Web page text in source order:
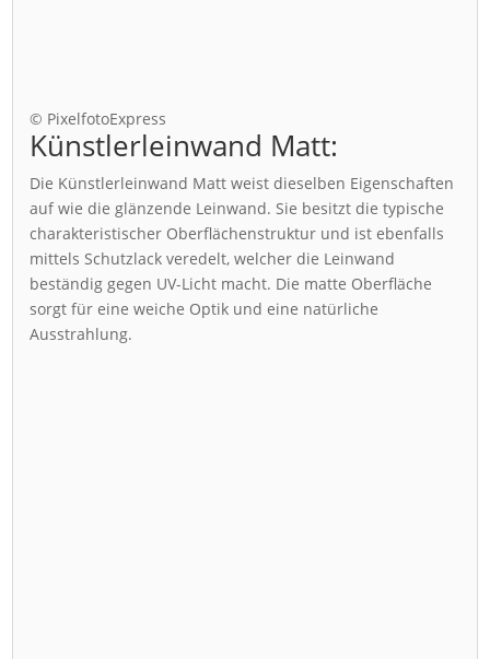
© PixelfotoExpress
Künstlerleinwand Matt:
Die Künstlerleinwand Matt weist dieselben Eigenschaften
auf wie die glänzende Leinwand. Sie besitzt die typische
charakteristischer Oberflächenstruktur und ist ebenfalls
mittels Schutzlack veredelt, welcher die Leinwand
beständig gegen UV-Licht macht. Die matte Oberfläche
sorgt für eine weiche Optik und eine natürliche
Ausstrahlung.